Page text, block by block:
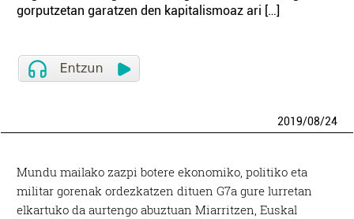
gorputzetan garatzen den kapitalismoaz ari […]
2019/08/24
Mundu mailako zazpi botere ekonomiko, politiko eta
militar gorenak ordezkatzen dituen G7a gure lurretan
elkartuko da aurtengo abuztuan Miarritzen, Euskal